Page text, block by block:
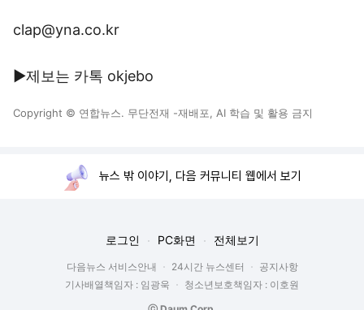
clap@yna.co.kr
▶제보는 카톡 okjebo
Copyright © 연합뉴스. 무단전재 -재배포, AI 학습 및 활용 금지
뉴스 밖 이야기, 다음 커뮤니티 웹에서 보기
로그인 PC화면 전체보기
다음뉴스 서비스안내 24시간 뉴스센터
공지사항
기사배열책임자 : 임광욱
청소년보호책임자 : 이호원